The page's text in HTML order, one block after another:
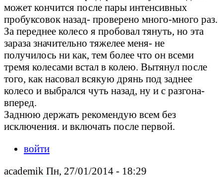
может кончится после пары интенсивных
пробуксовок назад- проверено много-много раз.
За переднее колесо я пробовал тянуть, но эта
зараза значительно тяжелее меня- не
получилось ни как, тем более что он всеми
тремя колесами встал в колею. Вытянул после
того, как насовал всякую дрянь под заднее
колесо и выбрался чуть назад, ну и с разгона-
вперед.
Заднюю держать рекомендую всем без
исключения. и включать после первой.
войти
academik Пн, 27/01/2014 - 18:29